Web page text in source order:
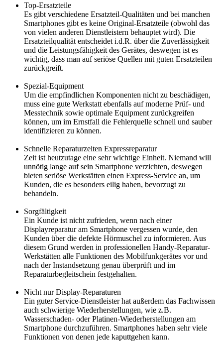
Top-Ersatzteile
Es gibt verschiedene Ersatzteil-Qualitäten und bei manchen
Smartphones gibt es keine Original-Ersatzteile (obwohl das
von vielen anderen Dienstleistern behauptet wird). Die
Ersatzteilqualität entscheidet i.d.R. über die Zuverlässigkeit
und die Leistungsfähigkeit des Gerätes, deswegen ist es
wichtig, dass man auf seriöse Quellen mit guten Ersatzteilen
zurückgreift.
Spezial-Equipment
Um die empfindlichen Komponenten nicht zu beschädigen,
muss eine gute Werkstatt ebenfalls auf moderne Prüf- und
Messtechnik sowie optimale Equipment zurückgreifen
können, um im Ernstfall die Fehlerquelle schnell und sauber
identifizieren zu können.
Schnelle Reparaturzeiten Expressreparatur
Zeit ist heutzutage eine sehr wichtige Einheit. Niemand will
unnötig lange auf sein Smartphone verzichten, deswegen
bieten seriöse Werkstätten einen Express-Service an, um
Kunden, die es besonders eilig haben, bevorzugt zu
behandeln.
Sorgfältigkeit
Ein Kunde ist nicht zufrieden, wenn nach einer
Displayreparatur am Smartphone vergessen wurde, den
Kunden über die defekte Hörmuschel zu informieren. Aus
diesem Grund werden in professionellen Handy-Reparatur-
Werkstätten alle Funktionen des Mobilfunkgerätes vor und
nach der Instandsetzung genau überprüft und im
Reparaturbegleitschein festgehalten.
Nicht nur Display-Reparaturen
Ein guter Service-Dienstleister hat außerdem das Fachwissen
auch schwierige Wiederherstellungen, wie z.B.
Wasserschaden- oder Platinen-Wiederherstellungen am
Smartphone durchzuführen. Smartphones haben sehr viele
Funktionen von denen jede kaputtgehen kann.